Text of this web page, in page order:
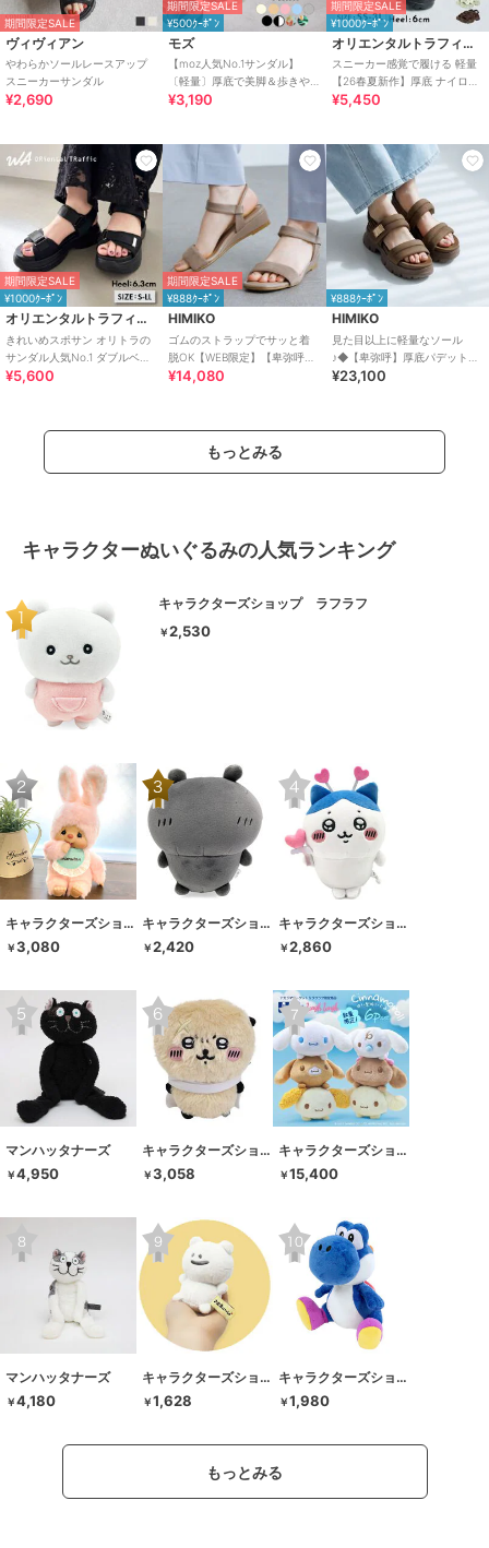
期間限定SALE
ヴィヴィアン
やわらかソールレースアップ
スニーカーサンダル
¥2,690
期間限定SALE
¥500ｸｰﾎﾟﾝ
モズ
【moz人気No.1サンダル】
〔軽量〕厚底で美脚＆歩きや
すい！疲れにくいフィット感
¥3,190
期間限定SALE
¥1000ｸｰﾎﾟﾝ
オリエンタルトラフィック
スニーカー感覚で履ける 軽量
【26春夏新作】厚底 ナイロン
スポーツサンダル /OT3232
¥5,450
期間限定SALE
¥1000ｸｰﾎﾟﾝ
オリエンタルトラフィック
きれいめスポサン オリトラの
サンダル人気No.1 ダブルベル
ト スポーツサンダル /42207
¥5,600
期間限定SALE
¥888ｸｰﾎﾟﾝ
HIMIKO
ゴムのストラップでサッと着
脱OK【WEB限定】【卑弥呼
26SS】ゴムストラップサンダ
¥14,080
¥888ｸｰﾎﾟﾝ
HIMIKO
見た目以上に軽量なソール
♪◆【卑弥呼】厚底パデットサ
ンダル/661201
¥23,100
もっとみる
キャラクターぬいぐるみの人気ランキング
キャラクターズショップ ラフラフ
￥2,530
キャラクターズショップ ラフラフ
￥3,080
キャラクターズショップ ラフラフ
￥2,420
キャラクターズショップ ラフラフ
￥2,860
マンハッタナーズ
￥4,950
キャラクターズショップ ラフラフ
￥3,058
キャラクターズショップ ラフラフ
￥15,400
マンハッタナーズ
￥4,180
キャラクターズショップ ラフラフ
￥1,628
キャラクターズショップ ラフラフ
￥1,980
もっとみる